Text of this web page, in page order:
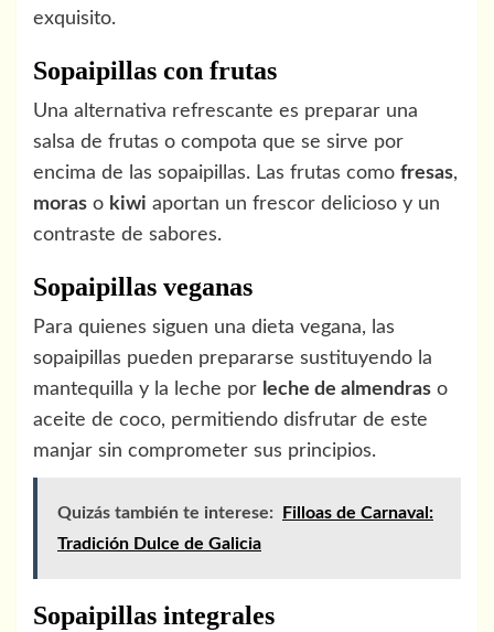
exquisito.
Sopaipillas con frutas
Una alternativa refrescante es preparar una
salsa de frutas o compota que se sirve por
encima de las sopaipillas. Las frutas como fresas,
moras o kiwi aportan un frescor delicioso y un
contraste de sabores.
Sopaipillas veganas
Para quienes siguen una dieta vegana, las
sopaipillas pueden prepararse sustituyendo la
mantequilla y la leche por leche de almendras o
aceite de coco, permitiendo disfrutar de este
manjar sin comprometer sus principios.
Quizás también te interese:
Filloas de Carnaval:
Tradición Dulce de Galicia
Sopaipillas integrales